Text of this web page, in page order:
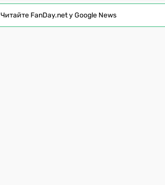
Читайте FanDay.net у Google News